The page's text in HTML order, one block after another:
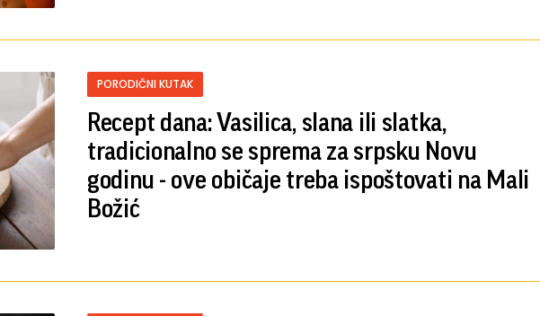
PORODIČNI KUTAK
Recept dana: Vasilica, slana ili slatka,
tradicionalno se sprema za srpsku Novu
godinu - ove običaje treba ispoštovati na Mali
Božić